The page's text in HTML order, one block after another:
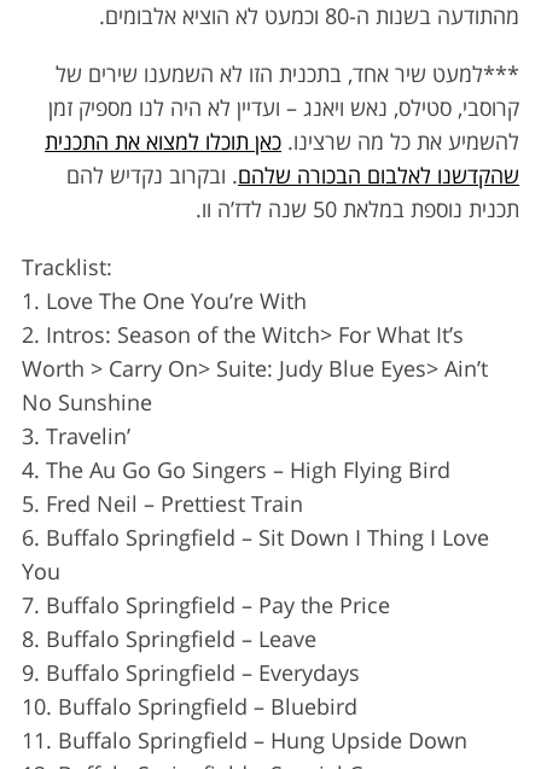
מהתודעה בשנות ה-80 וכמעט לא הוציא אלבומים.
***למעט שיר אחד, בתכנית הזו לא השמענו שירים של
קרוסבי, סטילס, נאש ויאנג – ועדיין לא היה לנו מספיק זמן
להשמיע את כל מה שרצינו. כאן תוכלו למצוא את התכנית
שהקדשנו לאלבום הבכורה שלהם. ובקרוב נקדיש להם
תכנית נוספת במלאת 50 שנה לדז’ה וו.
Tracklist:
1. Love The One You’re With
2. Intros: Season of the Witch> For What It’s
Worth > Carry On> Suite: Judy Blue Eyes> Ain’t
No Sunshine
3. Travelin’
4. The Au Go Go Singers – High Flying Bird
5. Fred Neil – Prettiest Train
6. Buffalo Springfield – Sit Down I Thing I Love
You
7. Buffalo Springfield – Pay the Price
8. Buffalo Springfield – Leave
9. Buffalo Springfield – Everydays
10. Buffalo Springfield – Bluebird
11. Buffalo Springfield – Hung Upside Down
S
e
h
f
o